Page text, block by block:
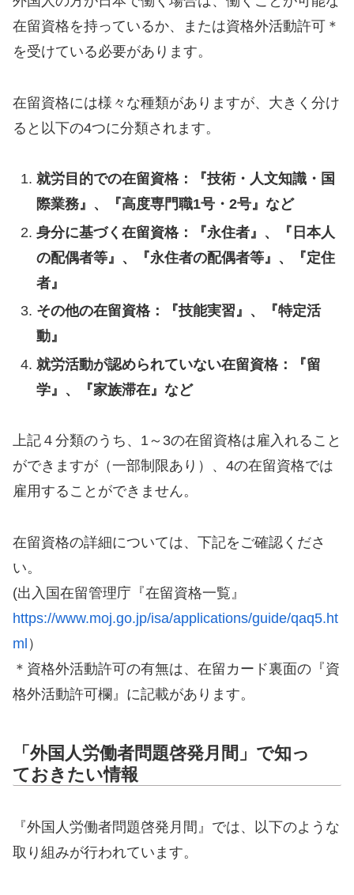
在留資格を持っているか、または資格外活動許可＊
を受けている必要があります。
在留資格には様々な種類がありますが、大きく分け
ると以下の4つに分類されます。
就労目的での在留資格：『技術・人文知識・国
際業務』、『高度専門職1号・2号』など
身分に基づく在留資格：『永住者』、『日本人
の配偶者等』、『永住者の配偶者等』、『定住
者』
その他の在留資格：『技能実習』、『特定活
動』
就労活動が認められていない在留資格：『留
学』、『家族滞在』など
上記４分類のうち、1～3の在留資格は雇入れること
ができますが（一部制限あり）、4の在留資格では
雇用することができません。
在留資格の詳細については、下記をご確認くださ
い。
(出入国在留管理庁『在留資格一覧』
https://www.moj.go.jp/isa/applications/guide/qaq5.ht
ml ）
＊資格外活動許可の有無は、在留カード裏面の『資
格外活動許可欄』に記載があります。
「外国人労働者問題啓発月間」で知っ
ておきたい情報
『外国人労働者問題啓発月間』では、以下のような
取り組みが行われています。